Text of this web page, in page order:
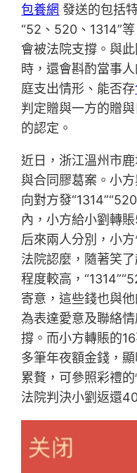
包養網 發送的包括
“52、520、1314”
會被法院支撐。與
時，還會斟酌當事
庭支出情形、能否存
判定贈與一方的贈
的認定。
近日，浙江溫州市
與合同膠葛案。小
向對方發
內，小方給小劉轉
后來兩人分別，小
法院認麼，隨著笑
程度較高，
寄意，這些錢也與
為表達愛意及聯絡
撐。而小方轉賬的
多筆年夜額金錢，
累贅，可參照彩禮
法院判決小劉返還